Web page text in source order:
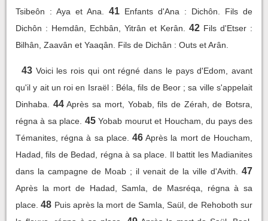
Tsibeôn : Aya et Ana.
41 Enfants d'Ana : Dichôn. Fils de
Dichôn : Hemdân, Echbân, Yitrân et Kerân.
42 Fils d'Etser :
Bilhân, Zaavân et Yaaqân. Fils de Dichân : Outs et Arân.
43 Voici les rois qui ont régné dans le pays d'Edom, avant
qu'il y ait un roi en Israël : Béla, fils de Beor ; sa ville s'appelait
Dinhaba.
44 Après sa mort, Yobab, fils de Zérah, de Botsra,
régna à sa place. 45 Yobab mourut et Houcham, du pays des
Témanites, régna à sa place. 46 Après la mort de Houcham,
Hadad, fils de Bedad, régna à sa place. Il battit les Madianites
dans la campagne de Moab ; il venait de la ville d'Avith.
47
Après la mort de Hadad, Samla, de Masréqa, régna à sa
place. 48 Puis après la mort de Samla, Saül, de Rehoboth sur